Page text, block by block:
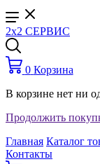
2x2 СЕРВИС
0 Корзина
В корзине нет ни
Продолжить
Главная Каталог
Контакты